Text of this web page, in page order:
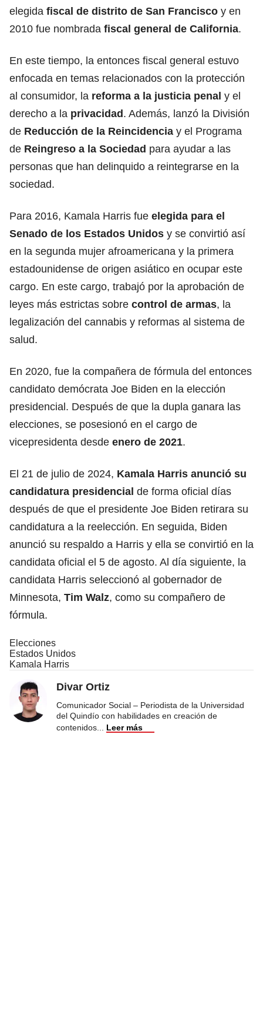
elegida fiscal de distrito de San Francisco y en
2010 fue nombrada fiscal general de California.
En este tiempo, la entonces fiscal general estuvo
enfocada en temas relacionados con la protección
al consumidor, la reforma a la justicia penal y el
derecho a la privacidad. Además, lanzó la División
de Reducción de la Reincidencia y el Programa
de Reingreso a la Sociedad para ayudar a las
personas que han delinquido a reintegrarse en la
sociedad.
Para 2016, Kamala Harris fue elegida para el
Senado de los Estados Unidos y se convirtió así
en la segunda mujer afroamericana y la primera
estadounidense de origen asiático en ocupar este
cargo. En este cargo, trabajó por la aprobación de
leyes más estrictas sobre control de armas, la
legalización del cannabis y reformas al sistema de
salud.
En 2020, fue la compañera de fórmula del entonces
candidato demócrata Joe Biden en la elección
presidencial. Después de que la dupla ganara las
elecciones, se posesionó en el cargo de
vicepresidenta desde enero de 2021.
El 21 de julio de 2024, Kamala Harris anunció su
candidatura presidencial de forma oficial días
después de que el presidente Joe Biden retirara su
candidatura a la reelección. En seguida, Biden
anunció su respaldo a Harris y ella se convirtió en la
candidata oficial el 5 de agosto. Al día siguiente, la
candidata Harris seleccionó al gobernador de
Minnesota, Tim Walz, como su compañero de
fórmula.
Elecciones
Estados Unidos
Kamala Harris
Divar Ortiz
Comunicador Social – Periodista de la Universidad
del Quindío con habilidades en creación de
contenidos
Leer más